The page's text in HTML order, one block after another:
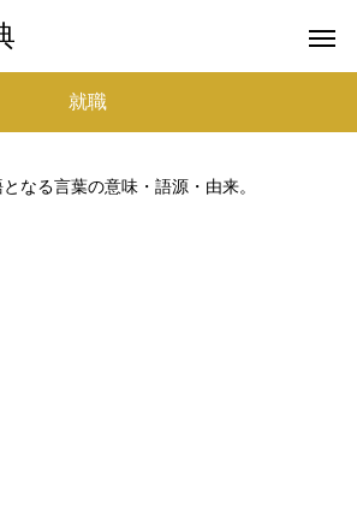
就職
なる言葉の意味・語源・由来。